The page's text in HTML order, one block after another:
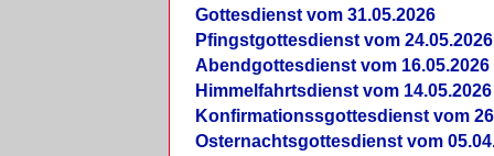
Gottesdienst vom 31.05.2026
Pfingstgottesdienst vom 24.05.2026
Abendgottesdienst vom 16.05.2026
Himmelfahrtsdienst vom 14.05.2026
Konfirmationssgottesdienst vom
Osternachtsgottesdienst vom